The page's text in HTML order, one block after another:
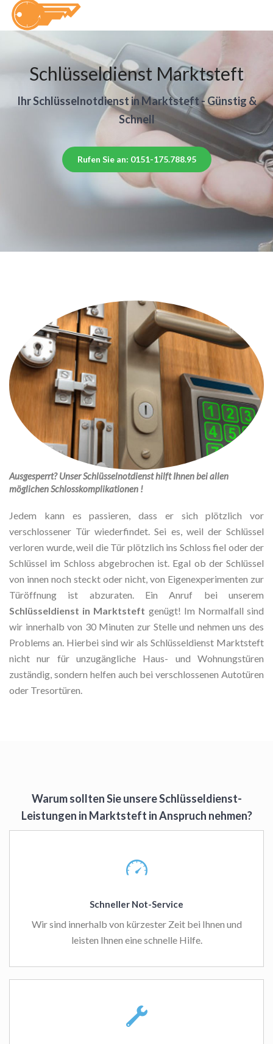
Schlüsseldienst Marktsteft
Ihr Schlüsselnotdienst in Marktsteft - Günstig &
Schnell
Rufen Sie an: 0151-175.788.95
Ausgesperrt? Unser Schlüsselnotdienst hilft Ihnen bei allen
möglichen Schlosskomplikationen !
Jedem kann es passieren, dass er sich plötzlich vor
verschlossener Tür wiederfindet. Sei es, weil der Schlüssel
verloren wurde, weil die Tür plötzlich ins Schloss fiel oder der
Schlüssel im Schloss abgebrochen ist. Egal ob der Schlüssel
von innen noch steckt oder nicht, von Eigenexperimenten zur
Türöffnung ist abzuraten. Ein Anruf bei unserem
Schlüsseldienst in Marktsteft genügt! Im Normalfall sind
wir innerhalb von 30 Minuten zur Stelle und nehmen uns des
Problems an. Hierbei sind wir als Schlüsseldienst Marktsteft
nicht nur für unzugängliche Haus- und Wohnungstüren
zuständig, sondern helfen auch bei verschlossenen Autotüren
oder Tresortüren.
Warum sollten Sie unsere Schlüsseldienst-
Leistungen in Marktsteft in Anspruch nehmen?
Schneller Not-Service
Wir sind innerhalb von kürzester Zeit bei Ihnen und
leisten Ihnen eine schnelle Hilfe.